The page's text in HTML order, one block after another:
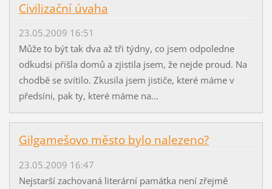
Civilizační úvaha
23.05.2009 16:51
Může to být tak dva až tři týdny, co jsem odpoledne
odkudsi přišla domů a zjistila jsem, že nejde proud. Na
chodbě se svítilo. Zkusila jsem jističe, které máme v
předsíni, pak ty, které máme na...
Gilgamešovo město bylo nalezeno?
23.05.2009 16:47
Nejstarší zachovaná literární památka není zřejmě